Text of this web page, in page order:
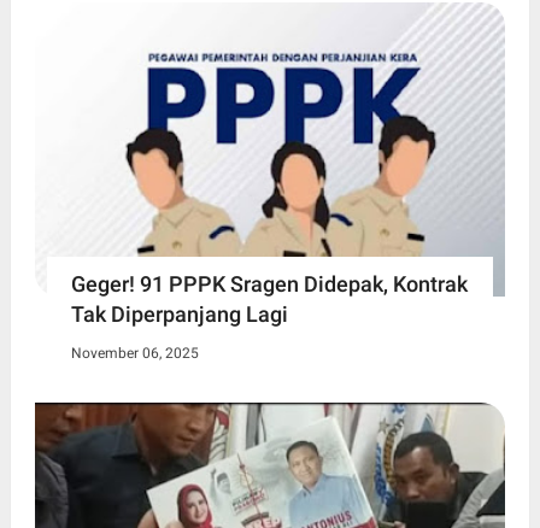
Geger! 91 PPPK Sragen Didepak, Kontrak
Tak Diperpanjang Lagi
November 06, 2025